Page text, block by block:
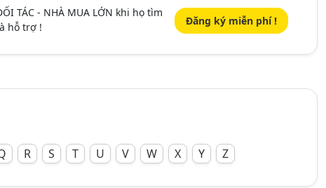
TÁC - NHÀ MUA LỚN khi họ tìm
hỗ trợ ! Đăng ký miễn phí !
R S T U V W X Y Z